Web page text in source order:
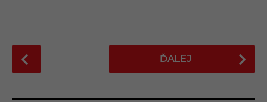
o
ĎALEJ